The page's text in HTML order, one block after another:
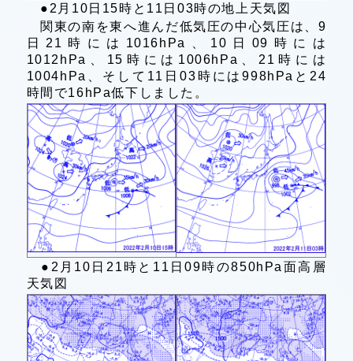
●2月10日15時と11日03時の地上天気図
関東の南を東へ進んだ低気圧の中心気圧は、9
日21時には1016hPa、10日09時には
1012hPa、15時には1006hPa、21時には
1004hPa、そして11日03時には998hPaと24
時間で16hPa低下しました。
●2月10日21時と11日09時の850hPa面高層
天気図